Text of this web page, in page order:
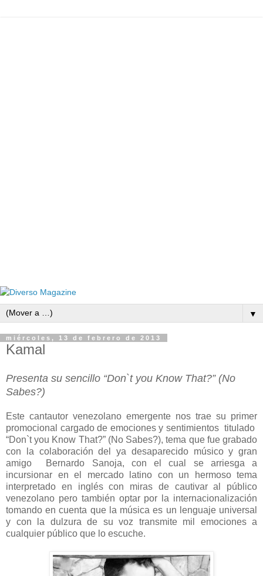
▼
miércoles, 13 de febrero de 2013
Kamal
Presenta su sencillo “Don`t you Know That?” (No
Sabes?)
Este cantautor venezolano emergente nos trae su primer
promocional cargado de emociones y sentimientos titulado
“Don`t you Know That?” (No Sabes?), tema que fue grabado
con la colaboración del ya desaparecido músico y gran
amigo Bernardo Sanoja, con el cual se arriesga a
incursionar en el mercado latino con un hermoso tema
interpretado en inglés con miras de cautivar al público
venezolano pero también optar por la internacionalización
tomando en cuenta que la música es un lenguaje universal
y con la dulzura de su voz transmite mil emociones a
cualquier público que lo escuche.